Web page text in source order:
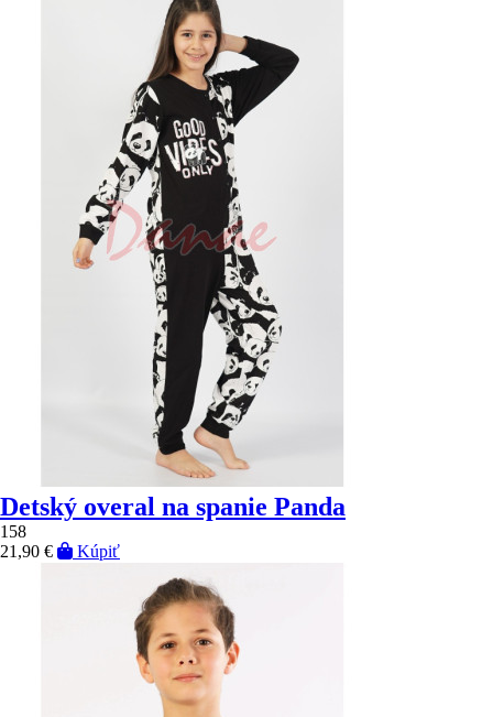
Detský overal na spanie Panda
158
21,90 €
Kúpiť